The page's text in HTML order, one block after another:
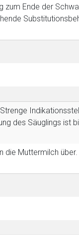
zum Ende der
Strenge
des Säuglings ist
die Muttermilch über.